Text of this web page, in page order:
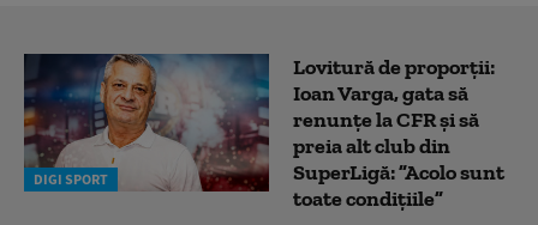
DIGI SPORT
Lovitură de proporții:
Ioan Varga, gata să
renunțe la CFR și să
preia alt club din
SuperLigă: ”Acolo sunt
toate condițiile”